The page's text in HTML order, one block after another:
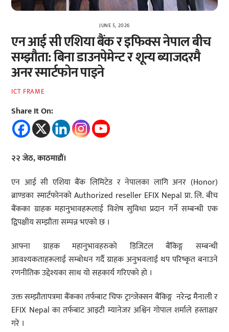
JUNE 5, 2026
एन आई सी एशिया बैंक र इफिक्स नेपाल बीच
सम्झौता: बिना डाउनपेमेन्ट र शून्य ब्याजदरमै
अनर स्मार्टफोन पाइने
ICT FRAME
Share It On:
२२ जेठ, काठमाडौं।
एन आई सी एशिया बैंक लिमिटेड र नेपालका लागि अनर (Honor)
ब्राण्डका स्मार्टफोनको Authorized reseller EFIX Nepal प्रा. लि. बीच
बैंकका ग्राहक महानुभावहरूलाई विशेष सुविधा प्रदान गर्ने सम्बन्धी एक
द्विपक्षीय सम्झौता सम्पन्न भएको छ ।
आफ्ना ग्राहक महानुभावहरुको डिजिटल बैंकिङ्ग सम्बन्धी
आवश्यकताहरूलाई सम्बोधन गर्दै ग्राहक अनुभवलाई थप परिष्कृत बनाउने
रणनीतिक उद्देश्यका साथ यो सहकार्य गरिएको हो ।
उक्त सम्झौतापत्रमा बैंकका तर्फबाट चिफ ट्रान्जेक्सन बैंकिङ्ग नरेन्द्र मैनाली र
EFIX Nepal का तर्फबाट आइटी म्यानेजर अश्विन गोपाल शर्माले हस्ताक्षर
गरे ।